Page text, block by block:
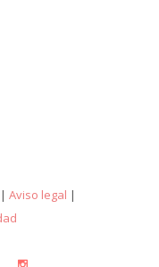
Aviso legal |